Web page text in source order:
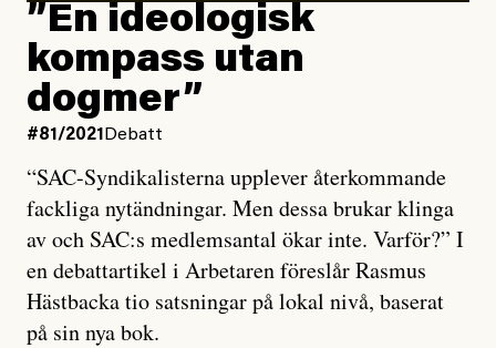
”En ideologisk
kompass utan
dogmer”
#81/2021 Debatt
“SAC-Syndikalisterna upplever återkommande
fackliga nytändningar. Men dessa brukar klinga
av och SAC:s medlemsantal ökar inte. Varför?” I
en debattartikel i Arbetaren föreslår Rasmus
Hästbacka tio satsningar på lokal nivå, baserat
på sin nya bok.